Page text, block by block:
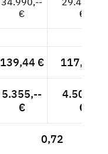
€
€
139,44 € 117,18 €
5.355,--
€
4.500,--
€
0,72